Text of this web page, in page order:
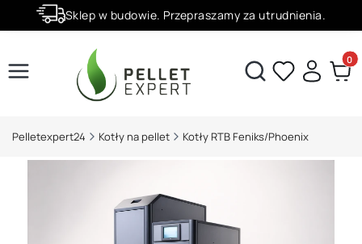
Sklep w budowie. Przepraszamy za utrudnienia.
Otwórz wyszukiwarkę
Pelletexpert24 Kotły na pellet Kotły RTB Feniks/Phoenix